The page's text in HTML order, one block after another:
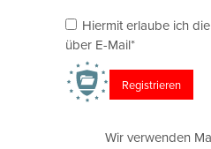
Hiermit erlaube ich
über E-Mail*
Wir verwenden